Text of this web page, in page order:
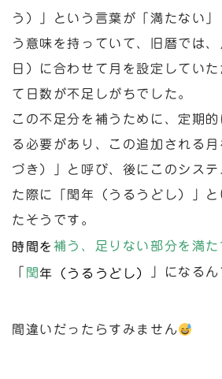
う）」という言葉が「満たない
う意味を持っていて、旧暦では
日）に合わせて月を設定してい
て日数が不足しがちでした。
この不足分を補うために、定期
る必要があり、この追加される
づき）」と呼び、後にこのシス
た際に「閏年（うるうどし）」と
たそうです。
時間を 補う、足りない部分を満た
「 閏年（うるうどし） 」になるん
間違いだったらすみません